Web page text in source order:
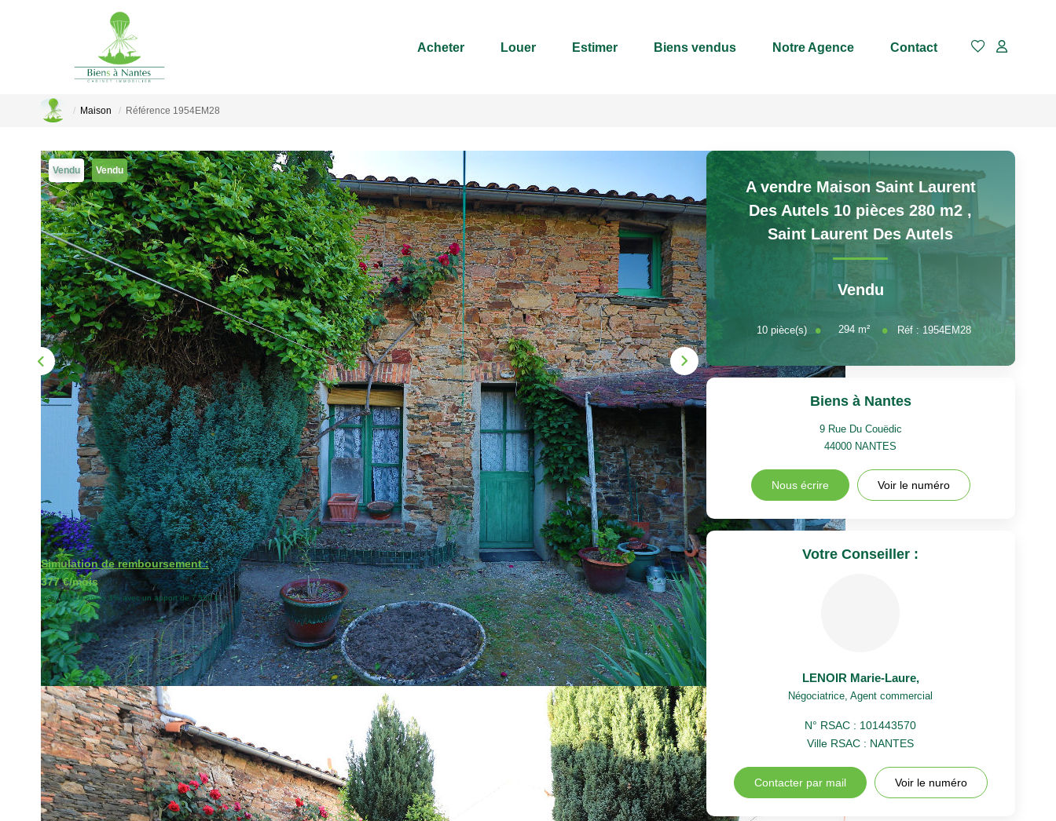
Acheter Louer Estimer Biens vendus Notre Agence Contact
Maison Référence 1954EM28
Vendu Vendu
Simulation de remboursement :
377 €/mois
pendant 20 ans à 3% avec un apport de 7 550 €
Description
Réf : 1954EM28
Trop tard vendu par notre agence !
Au coeur du bourg de Saint Laurent des Autels, grande maison avec dépendances à rénover entièrement.
Le rez de chaussée est composé d'une entrée, d'une cuisine, de deux salons, et d'une véranda donnant sur un joli jardinet
clos de murs. A l'étage, vous trouverez deux grandes chambres, une salle d'eau avec WC et deux greniers pouvant être
aménagés en chambres supplémentaires. En annexe, un atelier , un abri de jardin et une petite maison Type 2 à réhabiliter.
Petit budget, très beau potentiel. Plus de détails sur notre site.
A vendre Maison Saint Laurent
Des Autels 10 pièces 280 m2 ,
Saint Laurent Des Autels
Vendu
10 pièce(s) 294 m² Réf : 1954EM28
Biens à Nantes
9 Rue Du Couëdic
44000 NANTES
Nous écrire Voir le numéro
Votre Conseiller :
LENOIR Marie-Laure,
Négociatrice, Agent commercial
N° RSAC : 101443570
Ville RSAC : NANTES
Contacter par mail Voir le numéro